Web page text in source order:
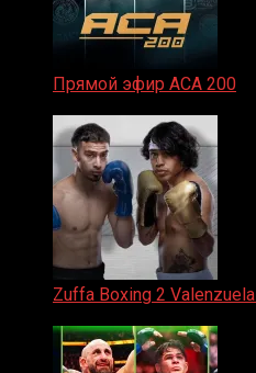
Прямой эфир ACA 200
Zuffa Boxing 2